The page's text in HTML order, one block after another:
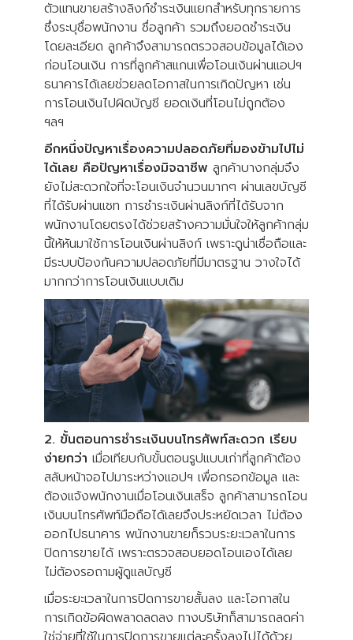
ตัวแทนขายสร้างลิงก์ชำระเงินแยกสำหรับทุกรายการ
ซึ่งระบุชื่อพนักงาน ชื่อลูกค้า รวมถึงยอดชำระเงิน
โดยละเอียด ลูกค้าจึงสามารถตรวจสอบข้อมูลได้เอง
ก่อนโอนเงิน การที่ลูกค้าสแกนเพื่อโอนเงินผ่านแอปฯ
ธนาคารได้เลยช่วยลดโอกาสในการเกิดปัญหา เช่น
การโอนเงินไปผิดบัญชี ยอดเงินที่โอนไม่ถูกต้อง
ฯลฯ
อีกหนึ่งปัญหาเรื่องความปลอดภัยที่มองข้ามไปไม่
ได้เลย คือปัญหาเรื่องมิจฉาชีพ ลูกค้าบางกลุ่มจึง
ยังไม่สะดวกใจที่จะโอนเงินจำนวนมากๆ ผ่านเลขบัญชี
ที่ได้รับผ่านแชท การชำระเงินผ่านลิงก์ที่ได้รับจาก
พนักงานโดยตรงได้ช่วยสร้างความมั่นใจให้ลูกค้ากลุ่ม
นี้ให้หันมาใช้การโอนเงินผ่านลิงก์ เพราะดูน่าเชื่อถือและ
มีระบบป้องกันความปลอดภัยที่มีมาตรฐาน วางใจได้
มากกว่าการโอนเงินแบบเดิม
2. ขั้นตอนการชำระเงินบนโทรศัพท์สะดวก เรียบ
ง่ายกว่า เมื่อเทียบกับขั้นตอนรูปแบบเก่าที่ลูกค้าต้อง
สลับหน้าจอไปมาระหว่างแอปฯ เพื่อกรอกข้อมูล และ
ต้องแจ้งพนักงานเมื่อโอนเงินเสร็จ ลูกค้าสามารถโอน
เงินบนโทรศัพท์มือถือได้เลยจึงประหยัดเวลา ไม่ต้อง
ออกไปธนาคาร พนักงานขายก็รวบระยะเวลาในการ
ปิดการขายได้ เพราะตรวจสอบยอดโอนเองได้เลย
ไม่ต้องรอถามผู้ดูแลบัญชี
เมื่อระยะเวลาในการปิดการขายสั้นลง และโอกาสใน
การเกิดข้อผิดพลาดลดลง ทางบริษัทก็สามารถลดค่า